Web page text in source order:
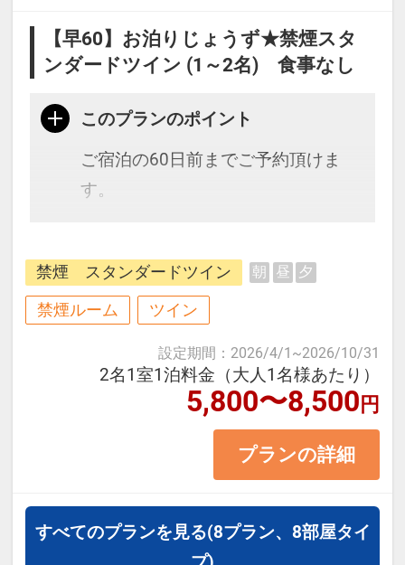
【早60】お泊りじょうず★禁煙スタ
ンダードツイン (1～2名) 食事なし
このプランのポイント
ご宿泊の60日前までご予約頂けま
す。
ランドに位置し、ビジネス・観光・
イベントの活動拠点に便利な立地で
＜お部屋タイプ＞スタンダードツイ
ン 28平米 バス・トイレ付
正ベッド幅130cm×2台
シングルユースとなります。
禁煙 スタンダードツイン 朝 昼 夕
禁煙ルーム ツイン
設定期間 ： 2026/4/1 ~2026/10/31
2名1室1泊料金（大人1名様あたり）
5,800〜8,500円
プランの詳細
すべてのプランを見る(8プラン、8部屋タイ